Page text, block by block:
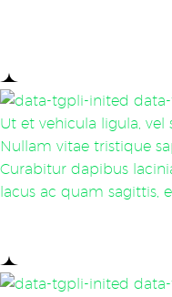
Ut et vehicula ligula, vel
Nullam vitae tristique
Curabitur dapibus
lacus ac quam sagittis,